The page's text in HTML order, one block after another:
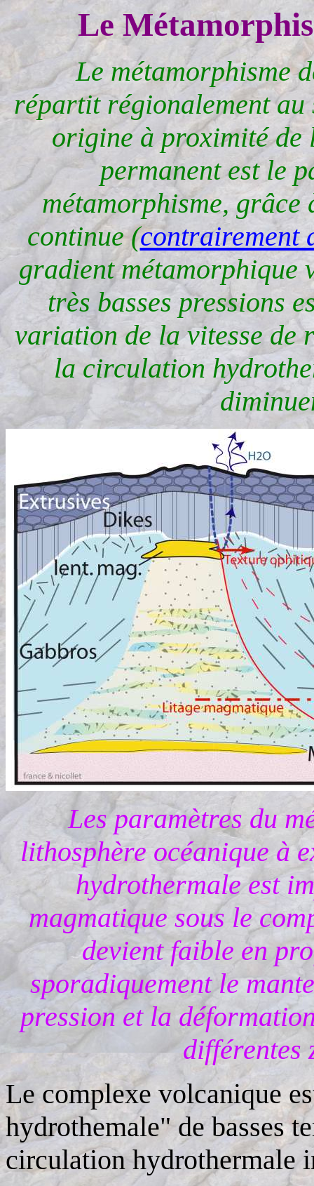
Le
Le métamorphisme
répartit régionalement au
origine à proximité
permanent est le
métamorphisme,
continue (contrairement
gradient métamorphique
très basses pressions
variation de la vitesse de
la circulation
Les paramètres du
lithosphère océanique à
hydrothermale est
magmatique sous le
devient faible en
sporadiquement le
pression et la
différentes
Le complexe volcanique
hydrothemale" de basses
circulation hydrothermale